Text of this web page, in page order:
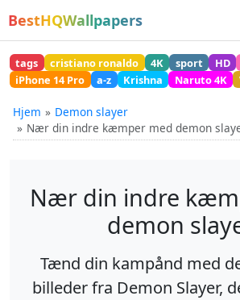
BestHQWallpapers
tags cristiano ronaldo 4K sport HD
iPhone 14 Pro
a-z Krishna Naruto 4K
Hjem
Demon slayer
Nær din indre kæmper med demon
Nær din indre
demon
Tænd din kampånd med
billeder fra Demon Slayer,